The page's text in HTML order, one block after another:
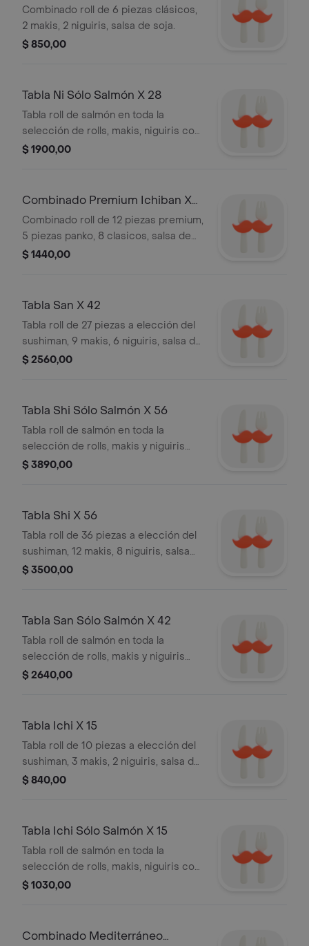
Combinado roll de 6 piezas clásicos,
2 makis, 2 niguiris, salsa de soja.
$ 850,00
Tabla Ni Sólo Salmón X 28
Tabla roll de salmón en toda la
selección de rolls, makis, niguiris con
salmón fresco, cocido y ahumado,
$ 1900,00
Combinado Premium Ichiban X
25
Combinado roll de 12 piezas premium,
5 piezas panko, 8 clasicos, salsa de
soja, wasabi, palitos.
$ 1440,00
Tabla San X 42
Tabla roll de 27 piezas a elección del
sushiman, 9 makis, 6 niguiris, salsa de
soja, wasabi, jengibre, palitos.
$ 2560,00
Tabla Shi Sólo Salmón X 56
Tabla roll de salmón en toda la
selección de rolls, makis y niguiris
con salmón fresco, cocido y
$ 3890,00
Tabla Shi X 56
Tabla roll de 36 piezas a elección del
sushiman, 12 makis, 8 niguiris, salsa
de soja, wasabi, jengibre, palitos.
$ 3500,00
Tabla San Sólo Salmón X 42
Tabla roll de salmón en toda la
selección de rolls, makis y niguiris
con salmón fresco, cocido y
$ 2640,00
Tabla Ichi X 15
Tabla roll de 10 piezas a elección del
sushiman, 3 makis, 2 niguiris, salsa de
soja, wasabi, jengibre, palitos.
$ 840,00
Tabla Ichi Sólo Salmón X 15
Tabla roll de salmón en toda la
selección de rolls, makis, niguiris con
salmón fresco, cocido y ahumado,
$ 1030,00
Combinado Mediterráneo